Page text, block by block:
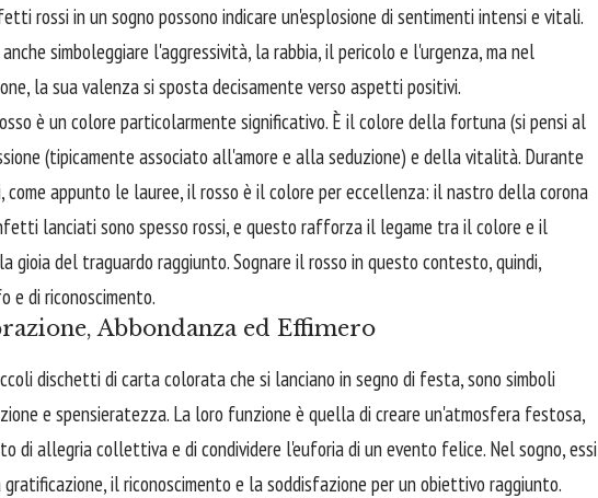
rossi in un sogno possono indicare un'esplosione di sentimenti intensi e vitali.
simboleggiare l'aggressività, la rabbia, il pericolo e l'urgenza, ma nel
la sua valenza si sposta decisamente verso aspetti positivi.
è un colore particolarmente significativo. È il colore della fortuna (si pensi al
(tipicamente associato all'amore e alla seduzione) e della vitalità. Durante
come appunto le lauree, il rosso è il colore per eccellenza: il nastro della corona
lanciati sono spesso rossi, e questo rafforza il legame tra il colore e il
gioia del traguardo raggiunto. Sognare il rosso in questo contesto, quindi,
e di riconoscimento.
Abbondanza ed Effimero
dischetti di carta colorata che si lanciano in segno di festa, sono simboli
e spensieratezza. La loro funzione è quella di creare un'atmosfera festosa,
di allegria collettiva e di condividere l'euforia di un evento felice. Nel sogno, essi
il riconoscimento e la soddisfazione per un obiettivo raggiunto.